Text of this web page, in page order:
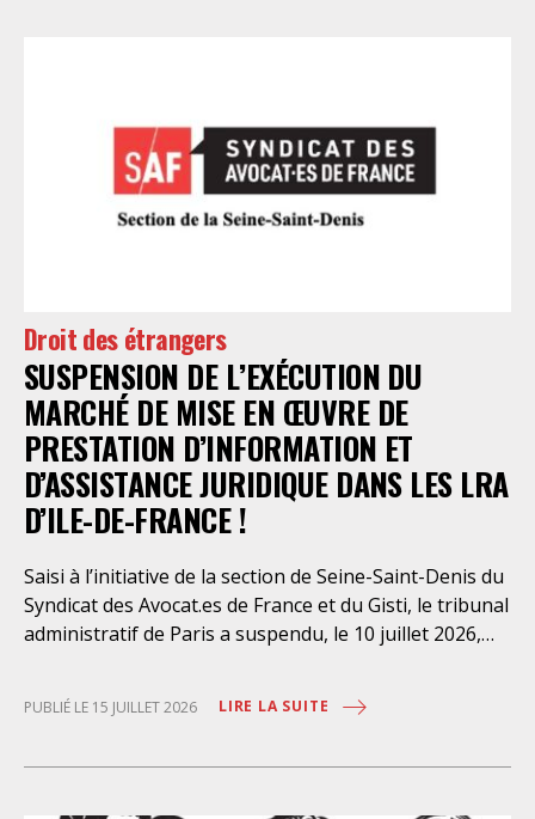
Droit des étrangers
SUSPENSION DE L’EXÉCUTION DU
MARCHÉ DE MISE EN ŒUVRE DE
PRESTATION D’INFORMATION ET
D’ASSISTANCE JURIDIQUE DANS LES LRA
D’ILE-DE-FRANCE !
Saisi à l’initiative de la section de Seine-Saint-Denis du
Syndicat des Avocat.es de France et du Gisti, le tribunal
administratif de Paris a suspendu, le 10 juillet 2026,
juridique des étrangers maintenus dans les locaux de
PUBLIÉ LE 15 JUILLET 2026 LIRE LA SUITE